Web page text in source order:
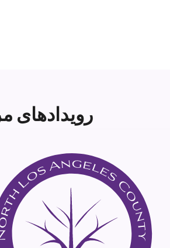
رویدادهای